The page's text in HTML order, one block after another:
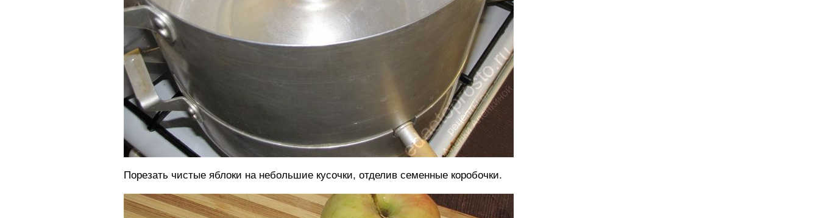
Порезать чистые яблоки на небольшие кусочки, отделив семенные коробочки.